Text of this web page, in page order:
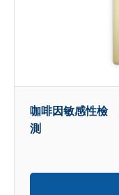
咖啡因敏感性檢
測